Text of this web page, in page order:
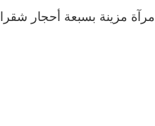
مرآة مزينة بسبعة أحجار شقرا